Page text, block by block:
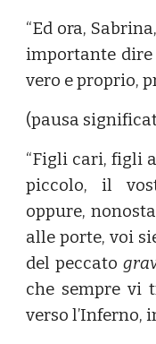
“Ed ora,
importante dire
vero e proprio,
(pausa
“Figli cari, figli
piccolo, il
oppure,
alle porte, voi
del peccato
che sempre vi
verso l’Inferno,